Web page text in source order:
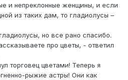
и непреклонные женщины, и если
из таких дам, то гладиолусы –
но все рано спасибо.
про цветы, - ответил
торговец цветами! Теперь я
рыжие астры! Они как